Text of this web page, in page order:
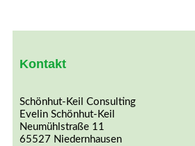
Kontakt
Schönhut-Keil Consulting
Evelin Schönhut-Keil
Neumühlstraße 11
65527 Niedernhausen